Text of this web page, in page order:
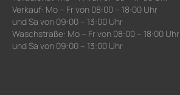
Verkauf: Mo – Fr von 08:00 – 18:00 Uhr
und Sa von 09:00 – 13:00 Uhr
Waschstraße: Mo – Fr von 08:00 – 18:00 Uhr
und Sa von 09:00 – 13:00 Uhr